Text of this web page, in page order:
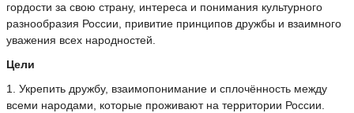
гордости за свою страну, интереса и понимания культурного
разнообразия России, привитие принципов дружбы и взаимного
уважения всех народностей.
Цели
1. Укрепить дружбу, взаимопонимание и сплочённость между
всеми народами, которые проживают на территории России.